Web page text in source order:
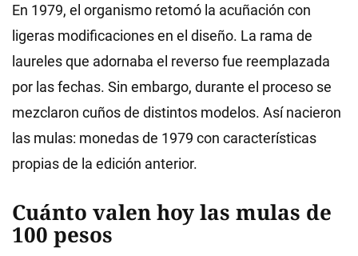
En 1979, el organismo retomó la acuñación con
ligeras modificaciones en el diseño. La rama de
laureles que adornaba el reverso fue reemplazada
por las fechas. Sin embargo, durante el proceso se
mezclaron cuños de distintos modelos. Así nacieron
las mulas: monedas de 1979 con características
propias de la edición anterior.
Cuánto valen hoy las mulas de
100 pesos